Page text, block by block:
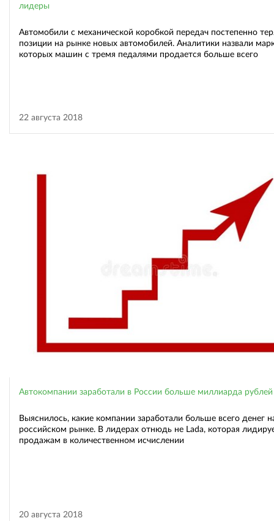
лидеры
Автомобили с механической коробкой передач постепенно
позиции на рынке новых автомобилей. Аналитики назвали
которых машин с тремя педалями продается больше всего
22 августа 2018
Автокомпании заработали в России больше миллиарда рублей
Выяснилось, какие компании заработали больше всего денег
российском рынке. В лидерах отнюдь не Lada, которая
продажам в количественном исчислении
20 августа 2018